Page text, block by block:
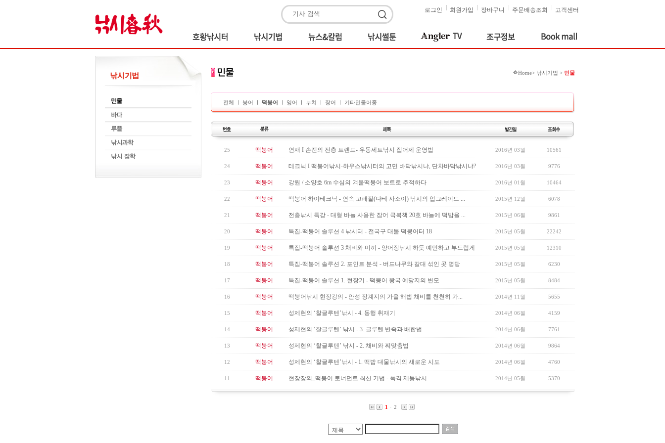
고객센터
주문배송조회
장바구니
회원가입
로그인
Home> 낚시기법 > 민물
전체 ㅣ 붕어 ㅣ 떡붕어 ㅣ 잉어 ㅣ 누치 ㅣ 장어 ㅣ 기타민물어종
25 떡붕어 연재 I 손진의 전층 트렌드- 우동세트낚시 집어제 운영법 2016년 03월 10561
24 떡붕어 테크닉 I 떡붕어낚시-하우스낚시터의 고민 바닥낚시냐, 단차바닥낚시냐? 2016년 03월 9776
23 떡붕어 강원 / 소양호 6m 수심의 겨울떡붕어 보트로 추적하다 2016년 01월 10464
22 떡붕어 떡붕어 하이테크닉 - 연속 고패질(다테 사소이) 낚시의 업그레이드 ... 2015년 12월 6078
21 떡붕어 전층낚시 특강 - 대형 바늘 사용한 잡어 극복책 20호 바늘에 떡밥을 ... 2015년 06월 9861
20 떡붕어 특집-떡붕어 솔루션 4 낚시터 - 전국구 대물 떡붕어터 18 2015년 05월 22242
19 떡붕어 특집-떡붕어 솔루션 3 채비와 미끼 - 양어장낚시 하듯 예민하고 부드럽게 2015년 05월 12310
18 떡붕어 특집-떡붕어 솔루션 2. 포인트 분석 - 버드나무와 갈대 섞인 곳 명당 2015년 05월 6230
17 떡붕어 특집-떡붕어 솔루션 1. 현장기 - 떡붕어 왕국 예당지의 변모 2015년 05월 8484
16 떡붕어 떡붕어낚시 현장강의 - 안성 장계지의 가을 해법 채비를 천천히 가... 2014년 11월 5655
15 떡붕어 성제현의 ‘찰글루텐’낚시 - 4. 동행 취재기 2014년 06월 4159
14 떡붕어 성제현의 ‘찰글루텐’ 낚시 - 3. 글루텐 반죽과 배합법 2014년 06월 7761
13 떡붕어 성제현의 ‘찰글루텐’ 낚시 - 2. 채비와 찌맞춤법 2014년 06월 9864
12 떡붕어 성제현의 ‘찰글루텐’낚시 - 1. 떡밥 대물낚시의 새로운 시도 2014년 06월 4760
11 떡붕어 현장장의_떡붕어 토너먼트 최신 기법 - 폭격 제등낚시 2014년 05월 5370
1 · 2